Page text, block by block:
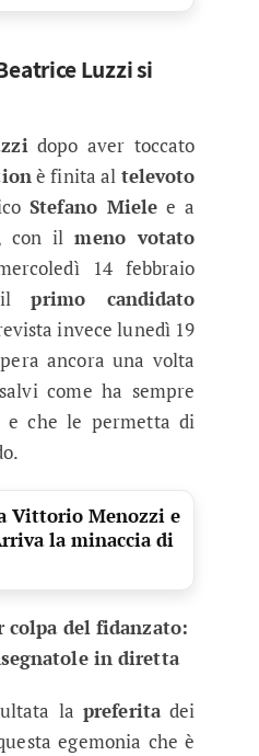
Luzzi si
dopo aver toccato
è finita al televoto
Stefano Miele e a
con ilmeno votato
14 febbraio
ilprimo candidato
invece lunedì 19
ancora una volta
come ha sempre
e che le permetta di
Vittorio Menozzi e
la minaccia di
del fidanzato:
in diretta
lapreferitadei
egemonia che è